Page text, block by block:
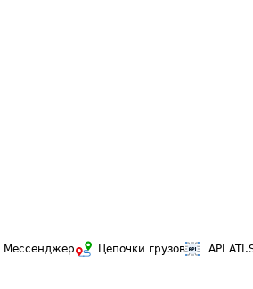
Мессенджер Цепочки грузов API